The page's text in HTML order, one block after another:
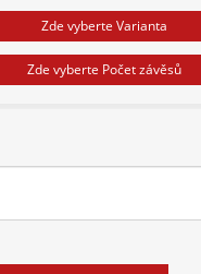
Zde vyberte Varianta
Zde vyberte Počet závěsů